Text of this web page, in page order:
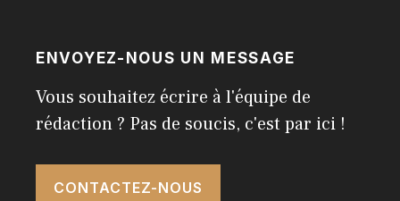
ENVOYEZ-NOUS UN MESSAGE
Vous souhaitez écrire à l'équipe de
rédaction ? Pas de soucis, c'est par ici !
CONTACTEZ-NOUS